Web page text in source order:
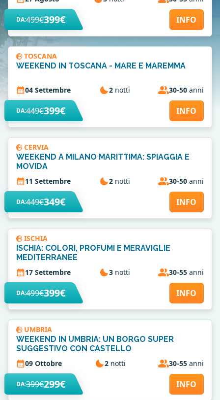
DA:499€399€ INFO
TOSCANA
WEEKEND IN TOSCANA - MARE E MAREMMA
04 Settembre 2notti 30-50 anni
DA:449€399€ INFO
CERVIA
WEEKEND A MILANO MARITTIMA: SPIAGGIA E
MOVIDA
11 Settembre
2notti 30-50 anni
DA:449€349€ INFO
ISCHIA
ISCHIA: COLORI, PROFUMI E MERAVIGLIE
MEDITERRANEE
17 Settembre
3notti 30-55 anni
DA:499€399€ INFO
UMBRIA
WEEKEND IN UMBRIA: UN BORGO SUPER
SUGGESTIVO CON CASTELLO
09 Ottobre
2notti 30-55 anni
DA:399€299€ INFO